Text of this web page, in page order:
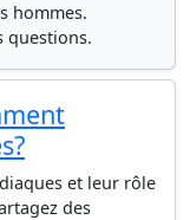
hommes.
questions.
et leur rôle
des